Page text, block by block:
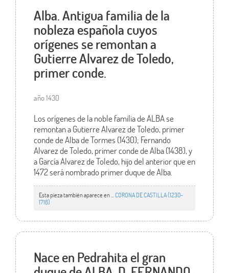
Alba. Antigua familia de la
nobleza española cuyos
orígenes se remontan a
Gutierre Alvarez de Toledo,
primer conde.
año 1430
Los orígenes de la noble familia de ALBA se
remontan a Gutierre Alvarez de Toledo, primer
conde de Alba de Tormes (1430); Fernando
Alvarez de Toledo, primer conde de Alba (1438), y
a García Alvarez de Toledo, hijo del anterior que en
1472 será nombrado primer duque de Alba.
Esta pieza también aparece en ... CORONA DE CASTILLA (1230-
1716)
Nace en Pedrahita el gran